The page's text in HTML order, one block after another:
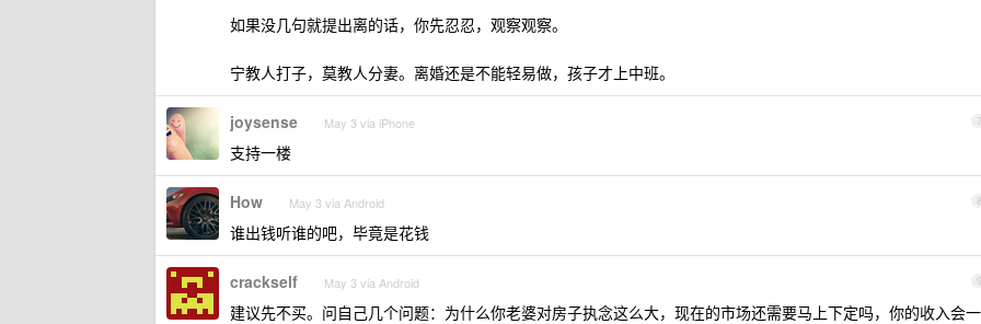
如果没几句就提出离的话，你先忍忍，观察观察。
宁教人打子，莫教人分妻。离婚还是不能轻易做，孩子才上中班。
7
joysense May 3 via iPhone
支持一楼
8
How May 3 via Android
谁出钱听谁的吧，毕竟是花钱
9
crackself May 3 via Android
建议先不买。问自己几个问题：为什么你老婆对房子执念这么大，现在的市场还需要马上下定吗，你的收入会一